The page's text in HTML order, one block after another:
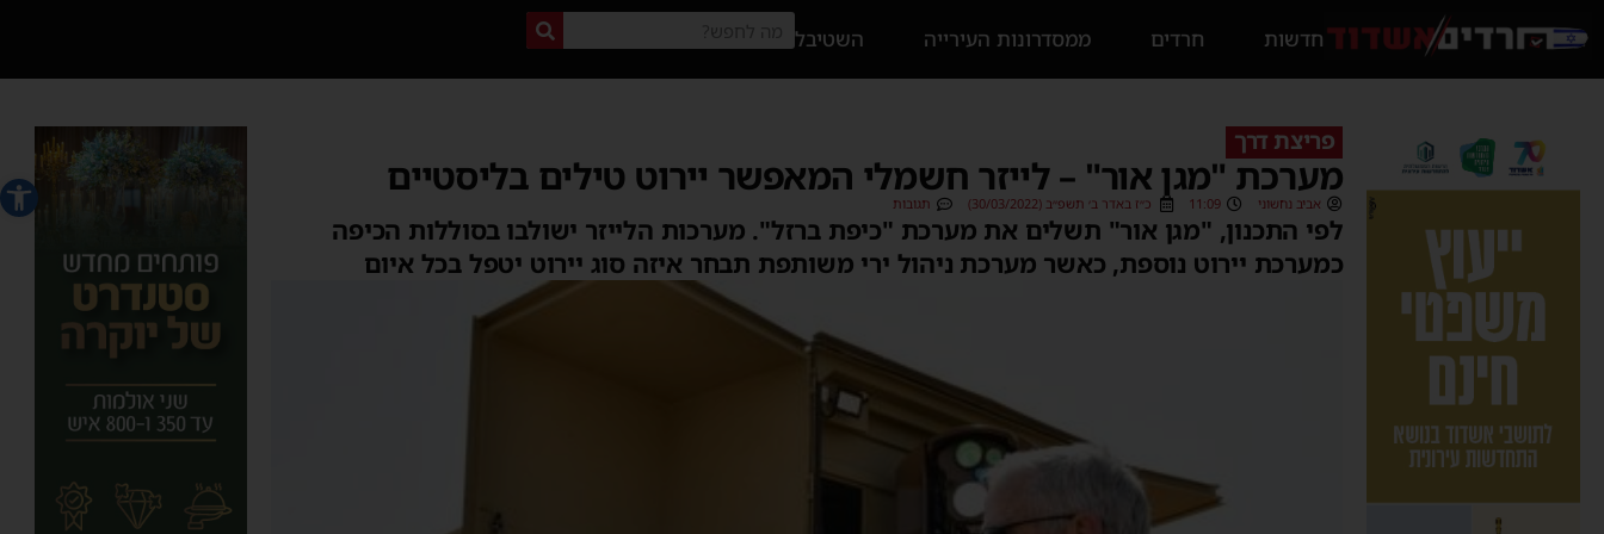
פתח
חדשות חרדים ממסדרונות העירייה השטיבל
פריצת דרך
מערכת "מגן אור" – לייזר חשמלי המאפשר יירוט טילים בליסטיים
אביב נחשוני 11:09 כ״ז באדר ב׳ תשפ״ב (30/03/2022) תגובות
לפי התכנון, "מגן אור" תשלים את מערכת "כיפת ברזל". מערכות הלייזר ישולבו בסוללות הכיפה
כמערכת יירוט נוספת, כאשר מערכת ניהול ירי משותפת תבחר איזה סוג יירוט יטפל בכל איום